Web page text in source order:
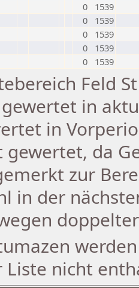
0
1539
0
1539
0
1539
0
1539
0 1539
Feld
in
in
gewertet, da
zur
in der
Liste nicht